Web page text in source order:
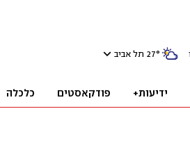
27° תל אביב
ידיעות+ פודקאסטים כלכלה